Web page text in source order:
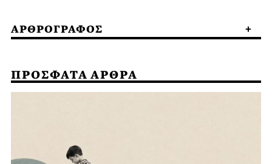
ΑΡΘΡΟΓΡΑΦΟΣ
ΠΡΟΣΦΑΤΑ ΑΡΘΡΑ